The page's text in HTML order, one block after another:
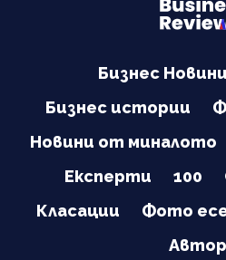
Бизнес Новини
Бизнес истории
Новини от миналото
Експерти
100
Класации
Фото